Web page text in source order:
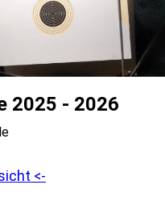
2025 - 2026
<-